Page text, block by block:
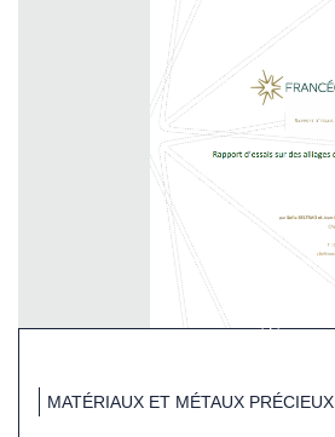
MATÉRIAUX ET MÉTAUX PRÉCIEUX